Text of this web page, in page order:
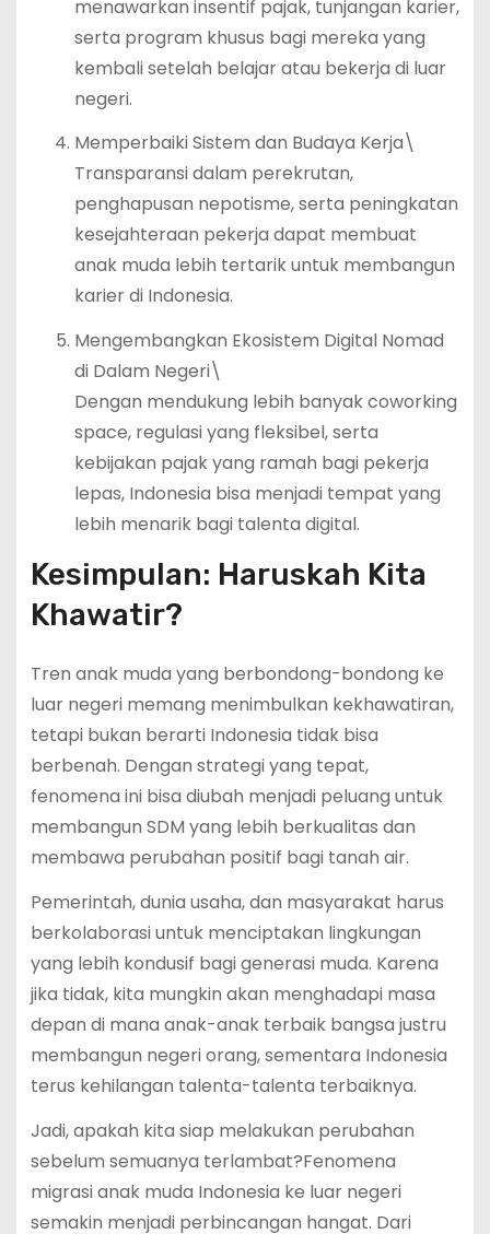
menawarkan insentif pajak, tunjangan karier,
serta program khusus bagi mereka yang
kembali setelah belajar atau bekerja di luar
negeri.
Memperbaiki Sistem dan Budaya Kerja\
Transparansi dalam perekrutan,
penghapusan nepotisme, serta peningkatan
kesejahteraan pekerja dapat membuat
anak muda lebih tertarik untuk membangun
karier di Indonesia.
Mengembangkan Ekosistem Digital Nomad
di Dalam Negeri\
Dengan mendukung lebih banyak coworking
space, regulasi yang fleksibel, serta
kebijakan pajak yang ramah bagi pekerja
lepas, Indonesia bisa menjadi tempat yang
lebih menarik bagi talenta digital.
Kesimpulan: Haruskah Kita
Khawatir?
Tren anak muda yang berbondong-bondong ke
luar negeri memang menimbulkan kekhawatiran,
tetapi bukan berarti Indonesia tidak bisa
berbenah. Dengan strategi yang tepat,
fenomena ini bisa diubah menjadi peluang untuk
membangun SDM yang lebih berkualitas dan
membawa perubahan positif bagi tanah air.
Pemerintah, dunia usaha, dan masyarakat harus
berkolaborasi untuk menciptakan lingkungan
yang lebih kondusif bagi generasi muda. Karena
jika tidak, kita mungkin akan menghadapi masa
depan di mana anak-anak terbaik bangsa justru
membangun negeri orang, sementara Indonesia
terus kehilangan talenta-talenta terbaiknya.
Jadi, apakah kita siap melakukan perubahan
sebelum semuanya terlambat?Fenomena
migrasi anak muda Indonesia ke luar negeri
semakin menjadi perbincangan hangat. Dari